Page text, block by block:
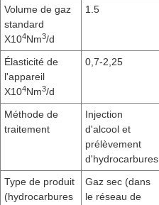
Volume de gaz
standard
X104Nm3/d
1.5
Élasticité de
l'appareil
X104Nm3/d
0,7-2,25
Méthode de
traitement
Injection
d'alcool et
prélèvement
d'hydrocarbures
Type de produit
(hydrocarbures
Gaz sec (dans
le réseau de